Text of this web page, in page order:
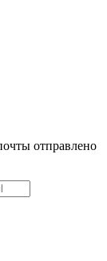
отправлено